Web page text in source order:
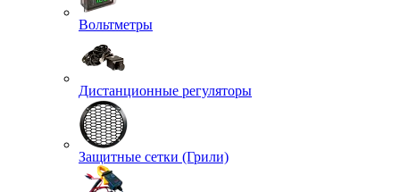
Вольтметры
Дистанционные регуляторы
Защитные сетки (Грили)